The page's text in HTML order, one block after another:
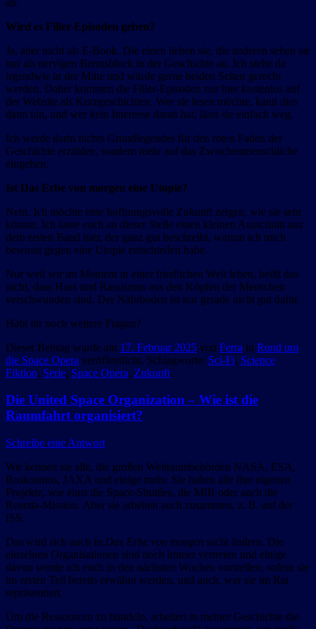
Wird es Filler-Episoden geben?
Ja, aber nicht als E-Book. Die einen lieben sie, die anderen sehen sie
nur als nervigen Bremsblock in der Geschichte an. Ich stehe da
irgendwie in der Mitte und würde gerne beiden Seiten gerecht
werden. Daher kommen die Filler-Episoden nur hier kostenlos auf
der Website als Kurzgeschichten. Wer sie lesen möchte, kann dies
dann tun, und wer kein Interesse daran hat, lässt sie einfach weg.
Ich werde darin nichts Grundlegendes für den roten Faden der
Geschichte erzählen, sondern mehr auf das Zwischenmenschliche
eingehen.
Ist Das Erbe von morgen eine Utopie?
Nein. Ich möchte eine hoffnungsvolle Zukunft zeigen, wie sie sein
könnte. Ich lasse euch an dieser Stelle einen kleinen Ausschnitt aus
dem ersten Band hier, der ganz gut beschreibt, warum ich mich
bewusst gegen eine Utopie entschieden habe.
Nur weil wir im Moment in einer friedlichen Welt leben, heißt das
nicht, dass Hass und Rassismus aus den Köpfen der Menschen
verschwunden sind. Der Nährboden ist nur gerade nicht gut dafür.
Habt ihr noch weitere Fragen?
Dieser Beitrag wurde am 17. Februar 2025 von Ferra in Rund um
die Space Opera veröffentlicht. Schlagworte: Sci-Fi, Science
Fiktion, Serie, Space Opera, Zukunft.
Die United Space Organization – Wie ist die
Raumfahrt organisiert?
Schreibe eine Antwort
Wir kennen sie alle, die großen Weltraumbehörden NASA, ESA,
Roskosmos, JAXA und einige mehr. Sie haben alle ihre eigenen
Projekte, wie einst die Space-Shuttles, die MIR oder auch die
Rosetta-Mission. Aber sie arbeiten auch zusammen, z. B. auf der
ISS.
Das wird sich auch in Das Erbe von morgen nicht ändern. Die
einzelnen Organisationen sind noch immer vertreten und einige
davon werde ich euch in den nächsten Wochen vorstellen, sofern sie
im ersten Teil bereits erwähnt werden, und auch, wer sie im Rat
repräsentiert.
Um die Ressourcen zu bündeln, arbeiten in meiner Geschichte die